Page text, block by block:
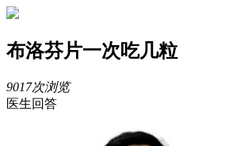
布洛芬片一次吃几粒
9017次浏览
医生回答